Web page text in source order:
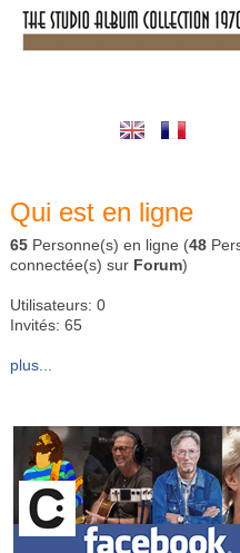
Qui est en ligne
65 Personne(s) en ligne (48
connectée(s) sur Forum)
Utilisateurs: 0
Invités: 65
plus...